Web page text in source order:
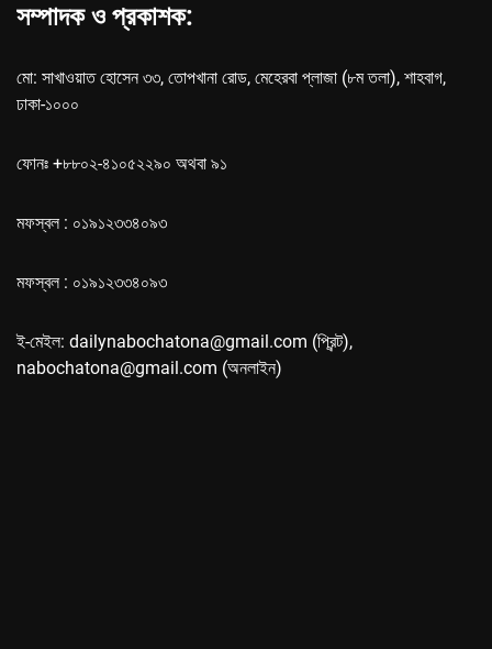
সম্পাদক ও প্রকাশক:
মো: সাখাওয়াত হোসেন ৩৩, তোপখানা রোড, মেহেরবা প্লাজা (৮ম তলা), শাহবাগ,
ঢাকা-১০০০
ফোনঃ +৮৮০২-৪১০৫২২৯০ অথবা ৯১
মফস্বল : ০১৯১২৩৩৪০৯৩
মফস্বল : ০১৯১২৩৩৪০৯৩
ই-মেইল: dailynabochatona@gmail.com (প্রিন্ট),
nabochatona@gmail.com (অনলাইন)